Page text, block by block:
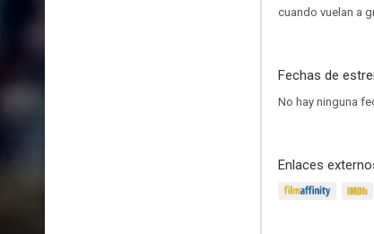
cuando vuelan a
Fechas de
No hay ninguna
Enlaces